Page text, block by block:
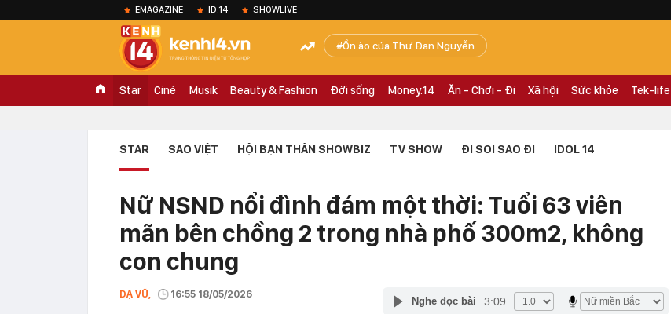
EMAGAZINE ID.14 SHOWLIVE
Ồn ào của Thư Đan Nguyễn
Star Ciné Musik Beauty & Fashion Đời sống Money.14 Ăn - Chơi - Đi Xã hội Sức khỏe Tek-life
STAR SAO VIỆT HỘI BẠN THÂN SHOWBIZ TV SHOW ĐI SOI SAO ĐI IDOL 14
Nữ NSND nổi đình đám một thời: Tuổi 63 viên
mãn bên chồng 2 trong nhà phố 300m2, không
con chung
DẠ VŨ, 16:55 18/05/2026
Nghe đọc bài 3:09